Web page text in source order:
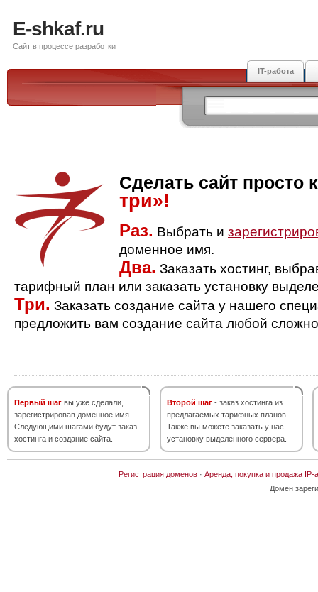
E-shkaf.ru
Сайт в процессе разработки
IT-работа
Сделать сайт просто
три»!
Раз. Выбрать и
доменное имя.
Два. Заказать хостинг,
тарифный план или заказать установку
Три. Заказать создание сайта у нашего
предложить вам создание сайта любой
Первый шаг вы уже сделали,
зарегистрировав доменное имя.
Следующими шагами будут заказ
хостинга и создание сайта.
Второй шаг - заказ хостинга из
предлагаемых тарифных планов.
Также вы можете заказать у нас
установку выделенного сервера.
Регистрация доменов· Аренда, покупка и продажа IP-
Домен